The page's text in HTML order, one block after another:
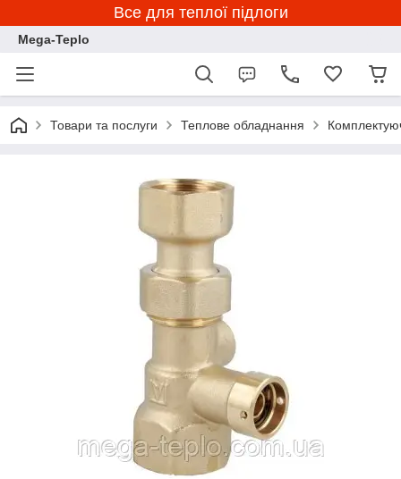
Все для теплої підлоги
Mega-Teplo
Товари та послуги Теплове обладнання